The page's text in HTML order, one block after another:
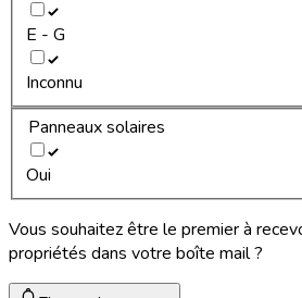
E - G
Inconnu
Panneaux solaires
Oui
Vous souhaitez être le premier à
propriétés dans votre boîte mail ?